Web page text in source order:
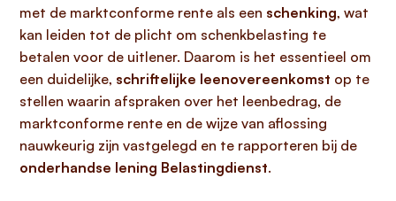
met de marktconforme rente als een schenking, wat
kan leiden tot de plicht om schenkbelasting te
betalen voor de uitlener. Daarom is het essentieel om
een duidelijke, schriftelijke leenovereenkomst op te
stellen waarin afspraken over het leenbedrag, de
marktconforme rente en de wijze van aflossing
nauwkeurig zijn vastgelegd en te rapporteren bij de
onderhandse lening Belastingdienst.